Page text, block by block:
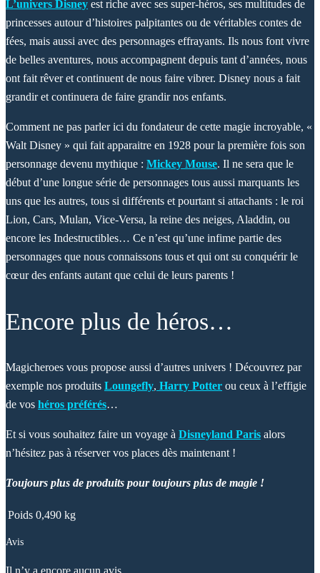
L’univers Disney est riche avec ses super-héros, ses multitudes de
princesses autour d’histoires palpitantes ou de véritables contes de
fées, mais aussi avec des personnages effrayants. Ils nous font vivre
de belles aventures, nous accompagnent depuis tant d’années, nous
ont fait rêver et continuent de nous faire vibrer. Disney nous a fait
grandir et continuera de faire grandir nos enfants.
Comment ne pas parler ici du fondateur de cette magie incroyable, «
Walt Disney » qui fait apparaitre en 1928 pour la première fois son
personnage devenu mythique : Mickey Mouse. Il ne sera que le
début d’une longue série de personnages tous aussi marquants les
uns que les autres, tous si différents et pourtant si attachants : le roi
Lion, Cars, Mulan, Vice-Versa, la reine des neiges, Aladdin, ou
encore les Indestructibles… Ce n’est qu’une infime partie des
personnages que nous connaissons tous et qui ont su conquérir le
cœur des enfants autant que celui de leurs parents !
Encore plus de héros…
Magicheroes vous propose aussi d’autres univers ! Découvrez par
exemple nos produits Loungefly, Harry Potter ou ceux à l’effigie
de vos héros préférés…
Et si vous souhaitez faire un voyage à Disneyland Paris alors
n’hésitez pas à réserver vos places dès maintenant !
Toujours plus de produits pour toujours plus de magie !
Poids 0,490 kg
Avis